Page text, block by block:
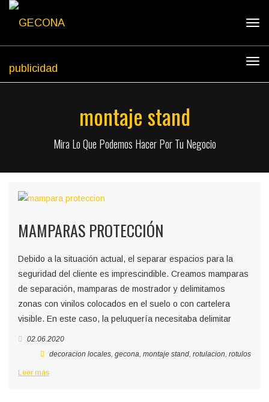
montaje stand
Mira Lo Que Podemos Hacer Por Tu Negocio
MAMPARAS PROTECCIÓN
Debido a la situación actual, el separar espacios para la
seguridad del cliente es imprescindible. Creamos mamparas
de separación, mamparas de mostrador y delimitamos
zonas con vinilos colocados en el suelo o con cartelera
visible. En este caso, la peluquería necesitaba delimitar
02.06.2020
decoracion locales, gecona, montaje stand, rotulacion, rotulos
Leer más